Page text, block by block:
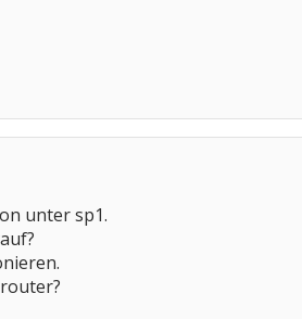
unter sp1.